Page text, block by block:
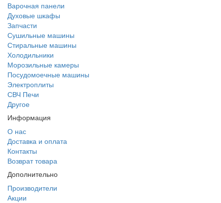
Варочная панели
Духовые шкафы
Запчасти
Сушильные машины
Стиральные машины
Холодильники
Морозильные камеры
Посудомоечные машины
Электроплиты
СВЧ Печи
Другое
Информация
О нас
Доставка и оплата
Контакты
Возврат товара
Дополнительно
Производители
Акции